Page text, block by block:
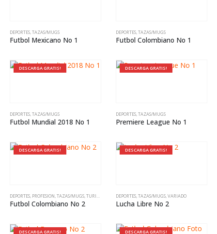
DEPORTES,TAZAS/MUGS
Futbol Mexicano No 1
DEPORTES,TAZAS/MUGS
Futbol Colombiano No 1
DESCARGA GRATIS!
DEPORTES,TAZAS/MUGS
Futbol Mundial 2018 No 1
DESCARGA GRATIS!
DEPORTES,TAZAS/MUGS
Premiere League No 1
DESCARGA GRATIS!
DEPORTES PROFESION TAZAS/MUGS TURISMO
Futbol Colombiano No 2
DESCARGA GRATIS!
DEPORTES TAZAS/MUGS VARIADO
Lucha Libre No 2
DESCARGA GRATIS! DESCARGA GRATIS!